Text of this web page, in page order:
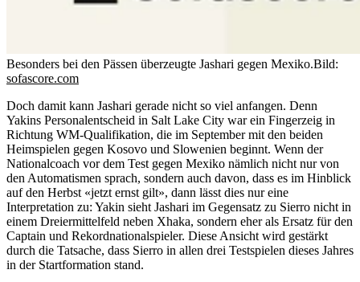
Besonders bei den Pässen überzeugte Jashari gegen Mexiko.Bild:
sofascore.com
Doch damit kann Jashari gerade nicht so viel anfangen. Denn
Yakins Personalentscheid in Salt Lake City war ein Fingerzeig in
Richtung WM-Qualifikation, die im September mit den beiden
Heimspielen gegen Kosovo und Slowenien beginnt. Wenn der
Nationalcoach vor dem Test gegen Mexiko nämlich nicht nur von
den Automatismen sprach, sondern auch davon, dass es im Hinblick
auf den Herbst «jetzt ernst gilt», dann lässt dies nur eine
Interpretation zu: Yakin sieht Jashari im Gegensatz zu Sierro nicht in
einem Dreiermittelfeld neben Xhaka, sondern eher als Ersatz für den
Captain und Rekordnationalspieler. Diese Ansicht wird gestärkt
durch die Tatsache, dass Sierro in allen drei Testspielen dieses Jahres
in der Startformation stand.